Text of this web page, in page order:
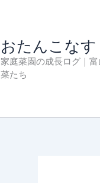
おたんこな
家庭菜園の成長ログ｜
菜たち